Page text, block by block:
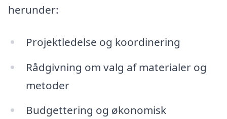
herunder:
Projektledelse og koordinering
Rådgivning om valg af materialer og
metoder
Budgettering og økonomisk